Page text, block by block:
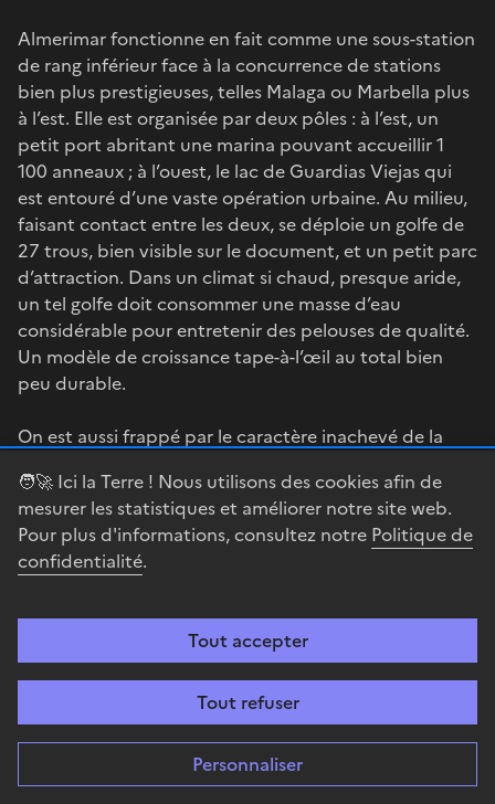
🧑‍🚀 Ici la Terre ! Nous utilisons des cookies afin de
mesurer les statistiques et améliorer notre site web.
Pour plus d'informations, consultez notre Politique de
confidentialité.
Tout accepter
Tout refuser
Personnaliser
Almerimar fonctionne en fait comme une sous-station
de rang inférieur face à la concurrence de stations
bien plus prestigieuses, telles Malaga ou Marbella plus
à l’est. Elle est organisée par deux pôles : à l’est, un
petit port abritant une marina pouvant accueillir 1
100 anneaux ; à l’ouest, le lac de Guardias Viejas qui
est entouré d’une vaste opération urbaine. Au milieu,
faisant contact entre les deux, se déploie un golfe de
27 trous, bien visible sur le document, et un petit parc
d’attraction. Dans un climat si chaud, presque aride,
un tel golfe doit consommer une masse d’eau
considérable pour entretenir des pelouses de qualité.
Un modèle de croissance tape-à-l’œil au total bien
peu durable.
On est aussi frappé par le caractère inachevé de la
et au sud du lac de Guardias Viejas présentent de
nombreuses dents creuses, de nombreux espaces
étant inoccupés dans les lotissements programmés.
Des chantiers semblent abandonnés. Cette situation
économique et financière qui a touché l’Espagne, en
particulier du fait d’une frénésie immobilière.
L’effondrement de cette énorme bulle spéculative,
qui emporta dans la faillite une partie de l’appareil
financier et bancaire et des grandes firmes du
bâtiment, est encore bien lisible dans le paysage.